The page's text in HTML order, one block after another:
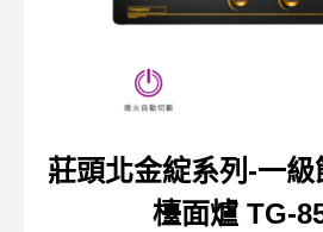
莊頭北金綻系列-一
檯面爐 TG-